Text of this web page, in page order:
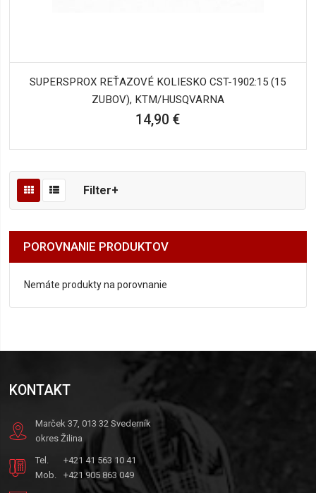
SUPERSPROX REŤAZOVÉ KOLIESKO CST-1902:15 (15
ZUBOV), KTM/HUSQVARNA
14,90 €
Filter+
POROVNANIE PRODUKTOV
Nemáte produkty na porovnanie
KONTAKT
Marček 37, 013 32 Svederník
okres Žilina
Tel.
+421 41 563 10 41
Mob.
+421 905 863 049